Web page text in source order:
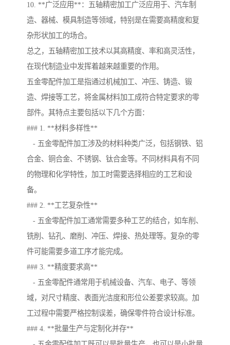
10. **广泛应用**：五轴精密加工广泛应用于、汽车制
造、器械、模具制造等领域，特别是在需要高精度和复
杂形状加工的场合。
总之，五轴精密加工技术以其高精度、率和高灵活性，
在现代制造业中发挥着越来越重要的作用。
五金零配件加工是指通过机械加工、冲压、铸造、锻
造、焊接等工艺，将金属材料加工成符合特定要求的零
部件。其特点主要包括以下几个方面：
### 1. **材料多样性**
- 五金零配件加工涉及的材料种类广泛，包括钢铁、铝
合金、铜合金、不锈钢、钛合金等。不同材料具有不同
的物理和化学特性，加工时需要选择相应的工艺和设
备。
### 2. **工艺复杂性**
- 五金零配件加工通常需要多种工艺的结合，如车削、
铣削、钻孔、磨削、冲压、焊接、热处理等。复杂的零
件可能需要多道工序才能完成。
### 3. **精度要求高**
- 五金零配件通常用于机械设备、汽车、电子、等领
域，对尺寸精度、表面光洁度和形位公差要求较高。加
工过程中需要严格控制误差，确保零件符合设计标准。
### 4. **批量生产与定制化并存**